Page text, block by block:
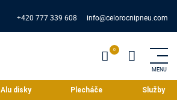
+420 777 339 608 info@celorocnipneu.com
Alu disky Plecháče Služby